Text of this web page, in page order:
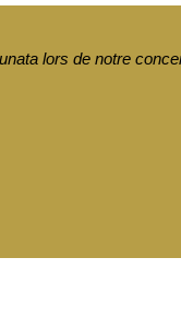
lors de notre